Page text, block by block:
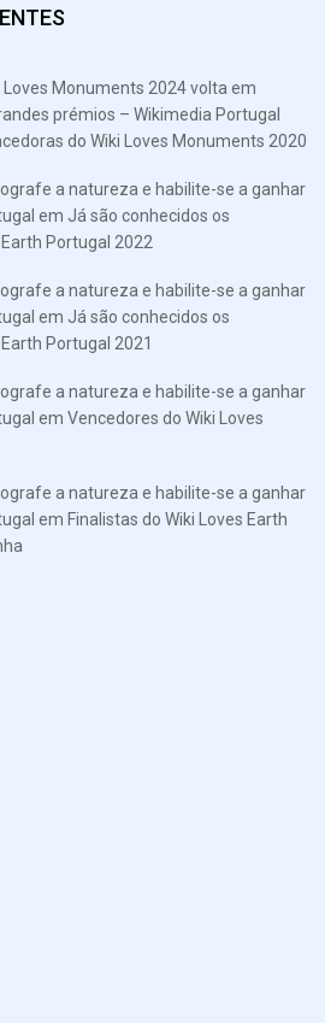
Monuments 2024 volta em
prémios – Wikimedia Portugal
do Wiki Loves Monuments 2020
a natureza e habilite-se a ganhar
em Já são conhecidos os
Portugal 2022
a natureza e habilite-se a ganhar
em Já são conhecidos os
Portugal 2021
a natureza e habilite-se a ganhar
em Vencedores do Wiki Loves
a natureza e habilite-se a ganhar
em Finalistas do Wiki Loves Earth